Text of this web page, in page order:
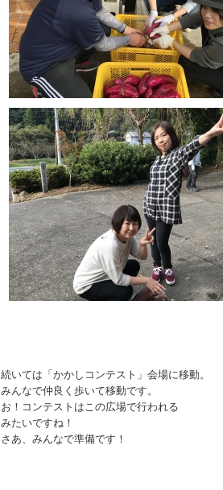
続いては「かかしコンテスト」会場に移動。
みんなで仲良く歩いて移動です。
お！コンテストはこの広場で行われる
みたいですね！
さあ、みんなで準備です！